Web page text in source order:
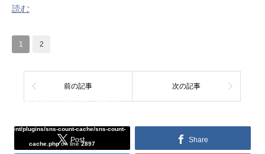
読む
1 2
前の記事 次の記事
Post
plugins/sns-count-cache/sns-count-
cache.phpon line2897 Share